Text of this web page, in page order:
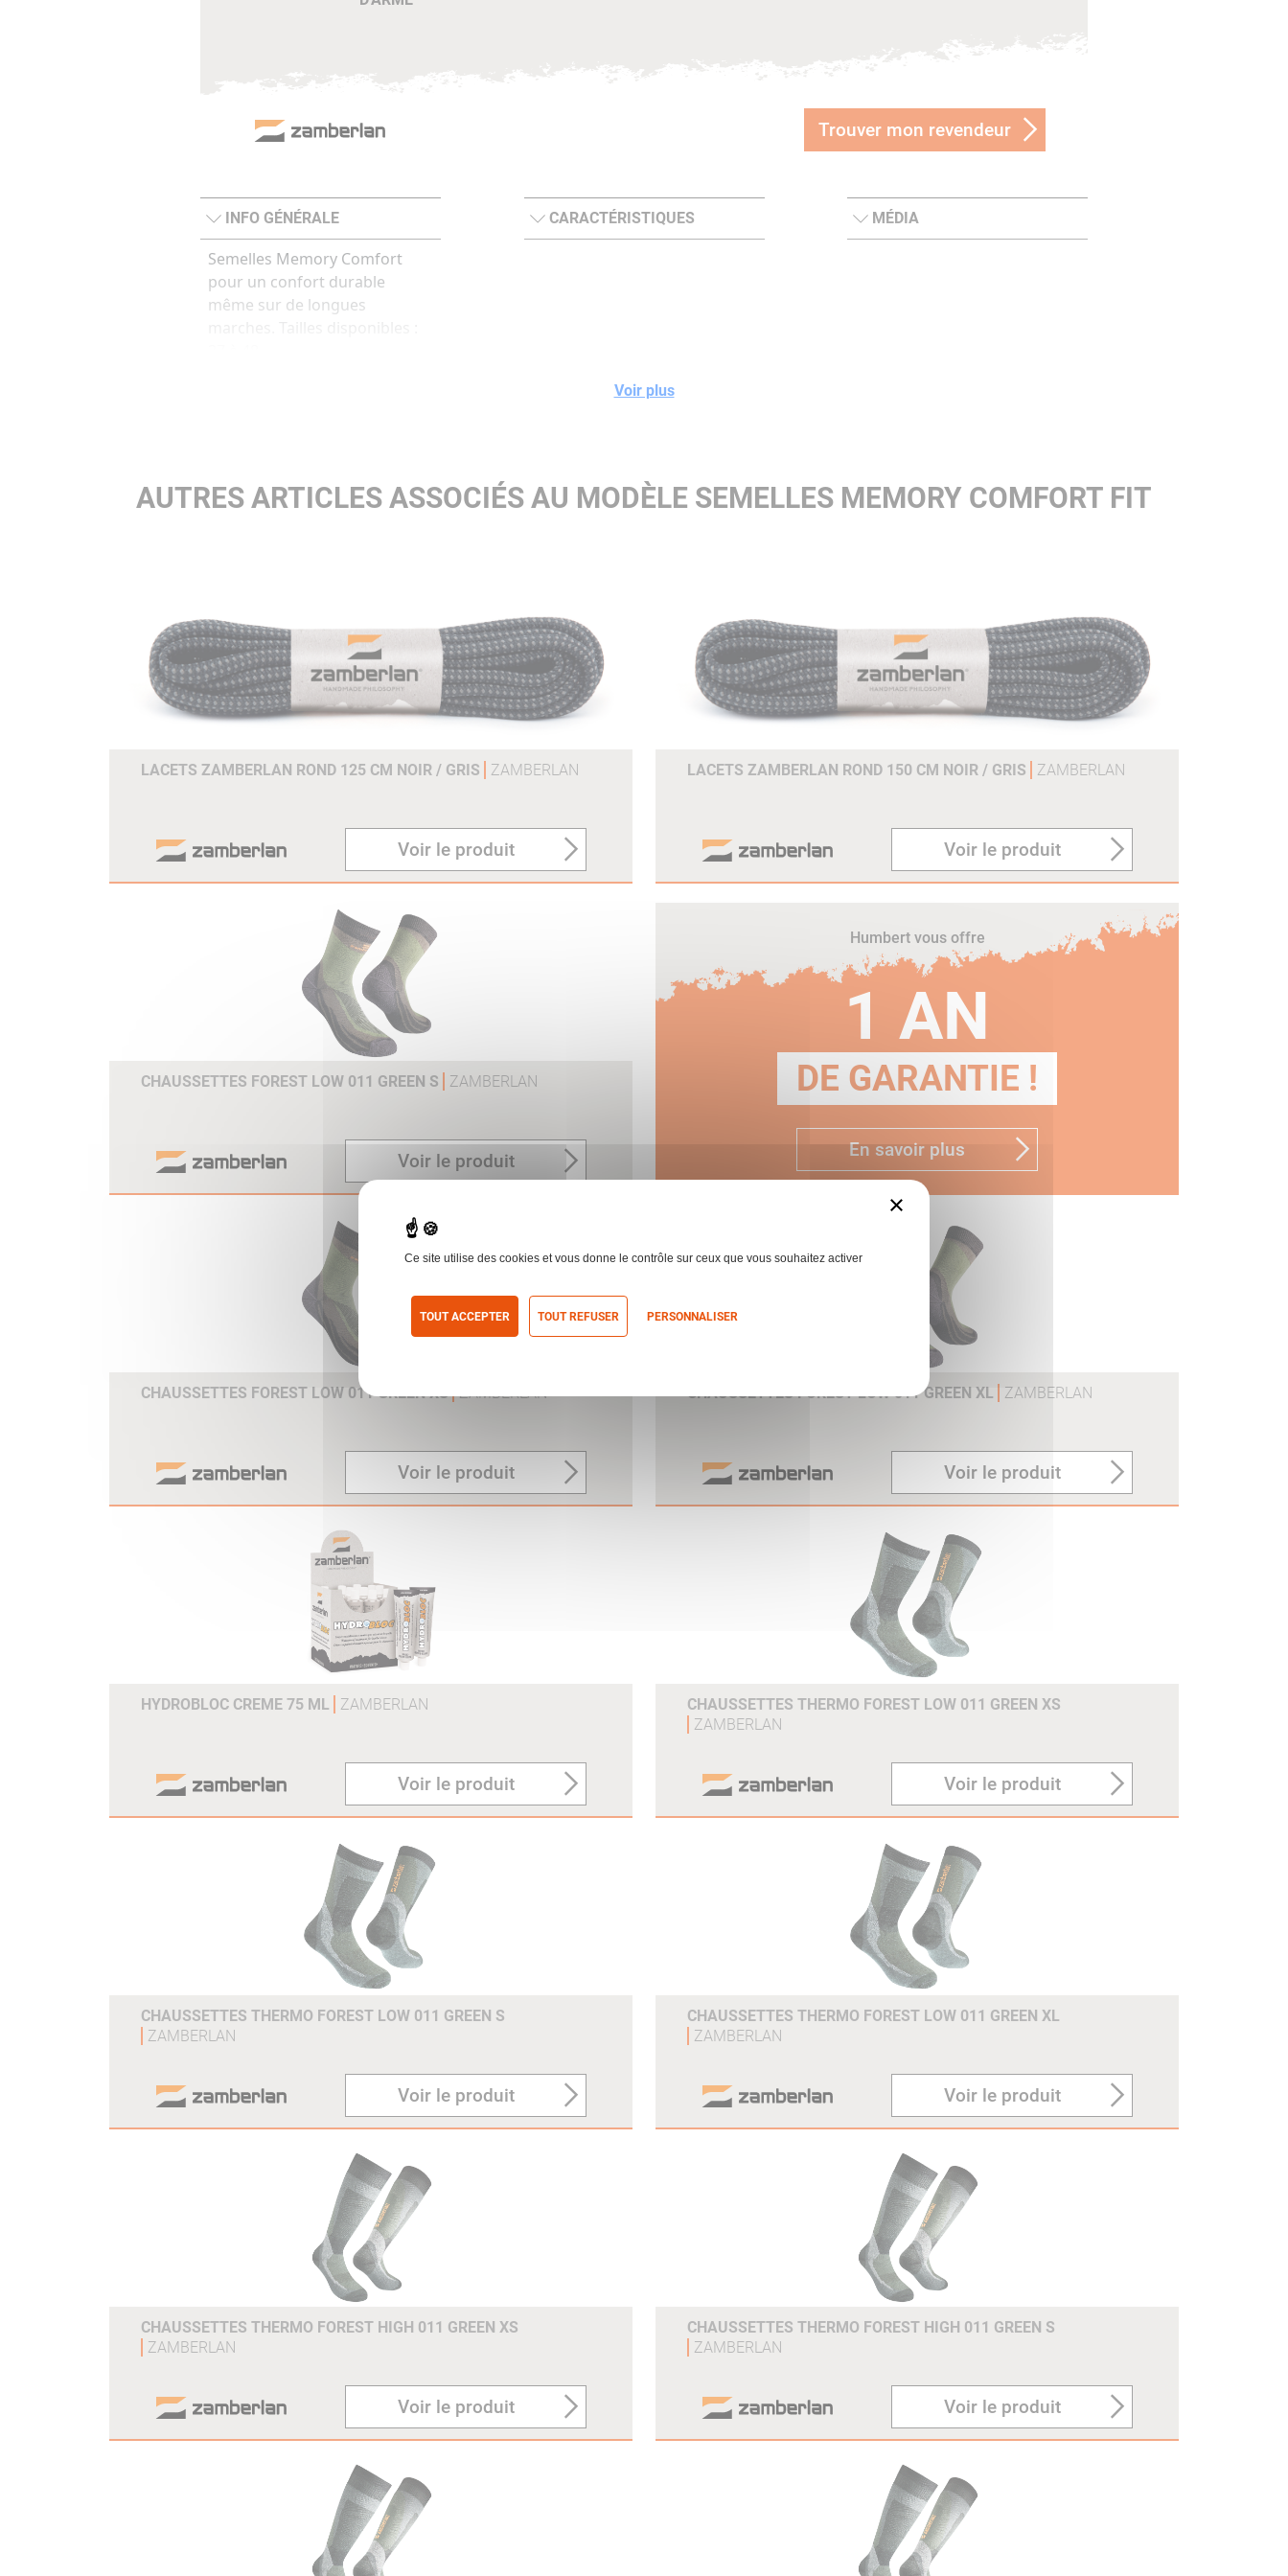
Trouver mon revendeur
INFO GÉNÉRALE
Semelles Memory Comfort
pour un confort durable
même sur de longues
CARACTÉRISTIQUES MÉDIA
Voir plus
AUTRES ARTICLES ASSOCIÉS AU MODÈLE SEMELLES MEMORY COMFORT FIT
LACETS ZAMBERLAN ROND 125 CM NOIR / GRIS ZAMBERLAN
Voir le produit
LACETS ZAMBERLAN ROND 150 CM NOIR / GRIS ZAMBERLAN
Voir le produit
CHAUSSETTES FOREST LOW 011 GREEN S ZAMBERLAN
Voir le produit
Humbert vous offre
1 AN
DE GARANTIE !
En savoir plus
CHAUSSETTES FOREST LOW 011 GREEN XS ZAMBERLAN
Voir le produit
CHAUSSETTES FOREST LOW 011 GREEN XL ZAMBERLAN
Voir le produit
HYDROBLOC CREME 75 ML ZAMBERLAN
Voir le produit
CHAUSSETTES THERMO FOREST LOW 011 GREEN XS
ZAMBERLAN
Voir le produit
CHAUSSETTES THERMO FOREST LOW 011 GREEN S
ZAMBERLAN
Voir le produit
CHAUSSETTES THERMO FOREST LOW 011 GREEN XL
ZAMBERLAN
Voir le produit
CHAUSSETTES THERMO FOREST HIGH 011 GREEN XS
ZAMBERLAN
Voir le produit
CHAUSSETTES THERMO FOREST HIGH 011 GREEN S
ZAMBERLAN
Voir le produit
×
Ce site utilise des cookies et vous donne le contrôle sur ceux que vous souhaitez activer
TOUT ACCEPTER TOUT REFUSER PERSONNALISER